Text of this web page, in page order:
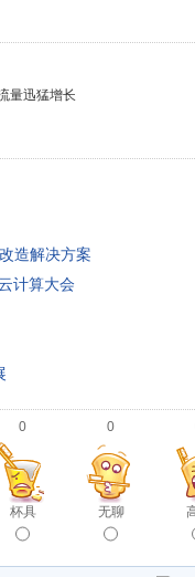
量迅猛增长
造解决方案
计算大会
0
杯具
0
无聊